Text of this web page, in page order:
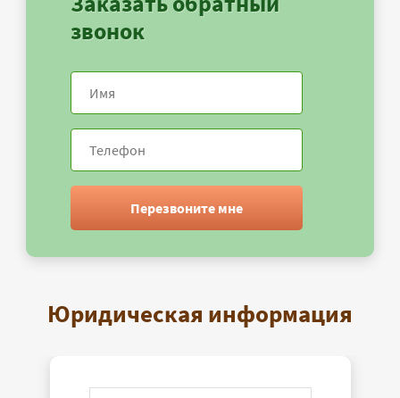
звонок
Перезвоните мне
Юридическая информация